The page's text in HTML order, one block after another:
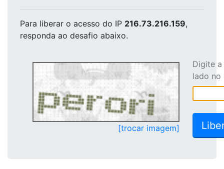
Para liberar o acesso do IP 216.73.216.159,
responda ao desafio abaixo.
[trocar imagem]
Digite
lado no